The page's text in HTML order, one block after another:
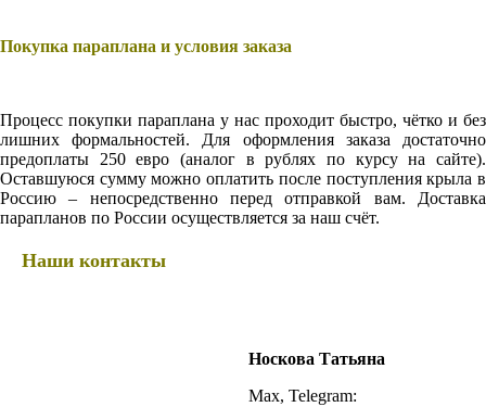
Покупка параплана и условия заказа
Процесс покупки параплана у нас проходит быстро, чётко и без
лишних формальностей. Для оформления заказа достаточно
предоплаты 250 евро (аналог в рублях по курсу на сайте).
Оставшуюся сумму можно оплатить после поступления крыла в
Россию – непосредственно перед отправкой вам. Доставка
парапланов по России осуществляется за наш счёт.
Наши контакты
Носкова Татьяна
Max, Telegram: